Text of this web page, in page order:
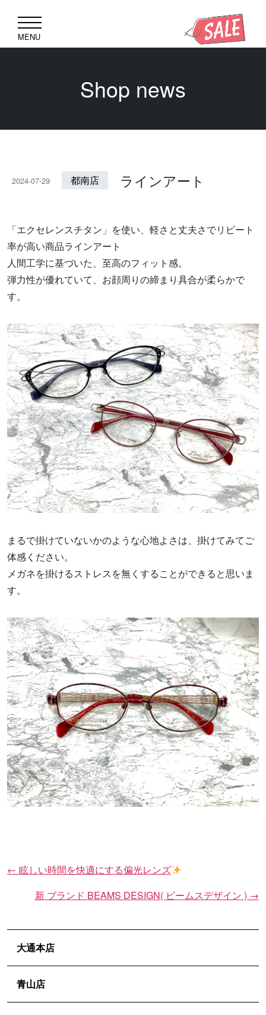
MENU
Shop news
2024-07-29 都南店 ラインアート
「エクセレンスチタン」を使い、軽さと丈夫さでリピート
率が高い商品ラインアート
人間工学に基づいた、至高のフィット感。
弾力性が優れていて、お顔周りの締まり具合が柔らかで
す。
まるで掛けていないかのような心地よさは、掛けてみてご
体感ください。
メガネを掛けるストレスを無くすることができると思いま
す。
投
ン
← 眩しい時間を快適にする偏光レンズ
新 ブランド BEAMS DESIGN( ビームスデザイン ) →
大通本店
青山店